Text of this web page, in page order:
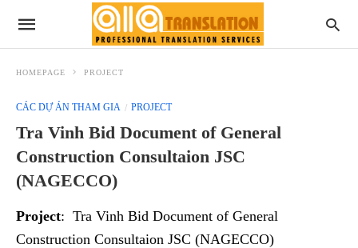
HOMEPAGE PROJECT
CÁC DỰ ÁN THAM GIA PROJECT
Tra Vinh Bid Document of General
Construction Consultaion JSC
(NAGECCO)
Project: Tra Vinh Bid Document of General
Construction Consultaion JSC (NAGECCO)